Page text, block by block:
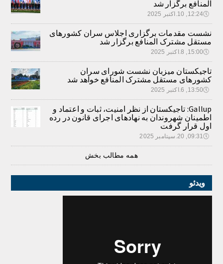
المنافع برگزار شد
🕔12:24, 10.اکتبر 2025
نشست مقدمات برگزاری اجلاس سران کشورهای
مستقل مشترک المنافع برگزار شد
🕔15:00, 8.اکتبر 2025
تاجیکستان میزبان نشست شورای سران
کشورهای مستقل مشترک المنافع خواهد شد
🕔13:50, 6.اکتبر 2025
Gallup: تاجیکستان از نظر امنیت، ثبات و اعتماد و
اطمینان شهروندان به نهادهای اجرای قانون در رده
اول قرار گرفت
🕔09:31, 20.سپتامبر 2025
همه مطالب بخش
ویدئو